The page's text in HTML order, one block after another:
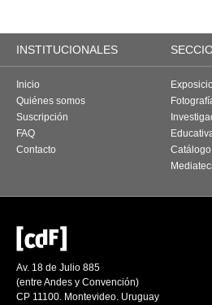
INSTITUCIONALES
Inicio
Quiénes somos
Suscripción
FAQ
Contacto
Catálogo
Av. 18 de Julio 885
(entre Andes y Convención)
CP 11100. Montevideo. Uruguay